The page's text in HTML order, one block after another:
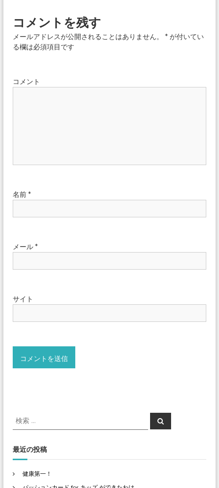
ビ
ゲ
シ
コメントを残す
メールアドレスが公開されることはありません。 * が付いてい
る欄は必須項目です
コメント
名前*
メール*
サイト
検
索
象
:
検
索
最近の投稿
健康第一！